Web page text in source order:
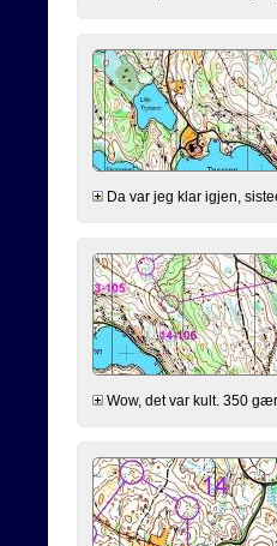
Da var jeg klar igjen,
Wow, det var kult. 350